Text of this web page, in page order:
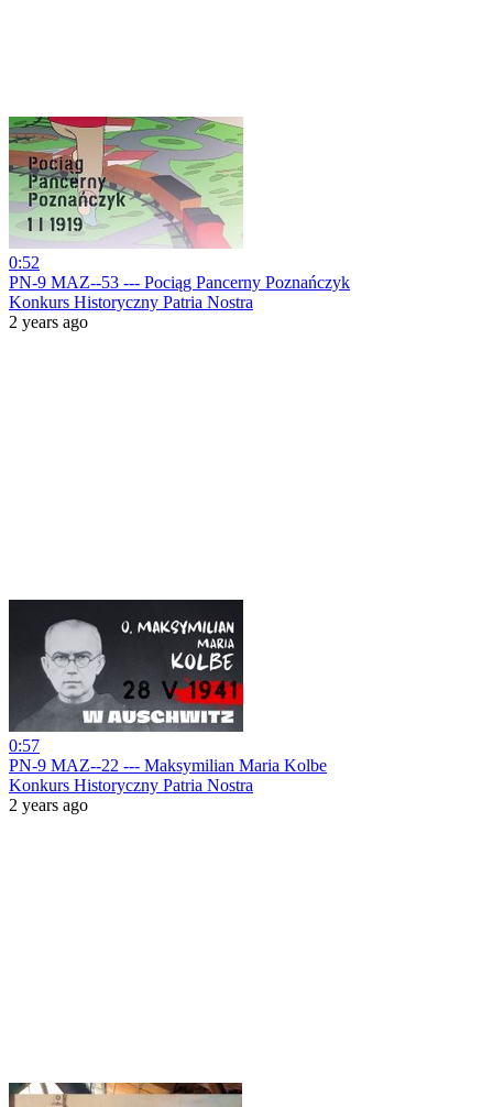
0:52
PN-9 MAZ--53 --- Pociąg Pancerny Poznańczyk
Konkurs Historyczny Patria Nostra
2 years ago
0:57
PN-9 MAZ--22 --- Maksymilian Maria Kolbe
Konkurs Historyczny Patria Nostra
2 years ago